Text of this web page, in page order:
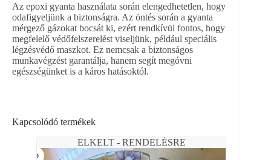
Az epoxi gyanta használata során elengedhetetlen, hogy
odafigyeljünk a biztonságra. Az öntés során a gyanta
mérgező gázokat bocsát ki, ezért rendkívül fontos, hogy
megfelelő védőfelszerelést viseljünk, például speciális
légzésvédő maszkot. Ez nemcsak a biztonságos
munkavégzést garantálja, hanem segít megóvni
egészségünket is a káros hatásoktól.
Kapcsolódó termékek
ELKELT - RENDELÉSRE